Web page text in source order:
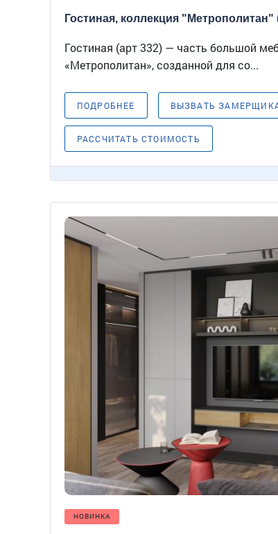
Гостиная, коллекция "Метрополитан"
Гостиная (арт 332) — часть большой
«Метрополитан», созданной для со...
ПОДРОБНЕЕ ВЫЗВАТЬ
РАССЧИТАТЬ СТОИМОСТЬ
НОВИНКА